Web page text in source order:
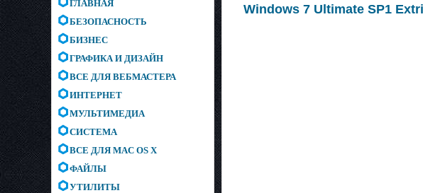
ГЛАВНАЯ
БЕЗОПАСНОСТЬ
БИЗНЕС
ГРАФИКА И ДИЗАЙН
ВСЕ ДЛЯ ВЕБМАСТЕРА
ИНТЕРНЕТ
МУЛЬТИМЕДИА
СИСТЕМА
ВСЕ ДЛЯ MAC OS X
ФАЙЛЫ
УТИЛИТЫ
Windows 7 Ultimate SP1